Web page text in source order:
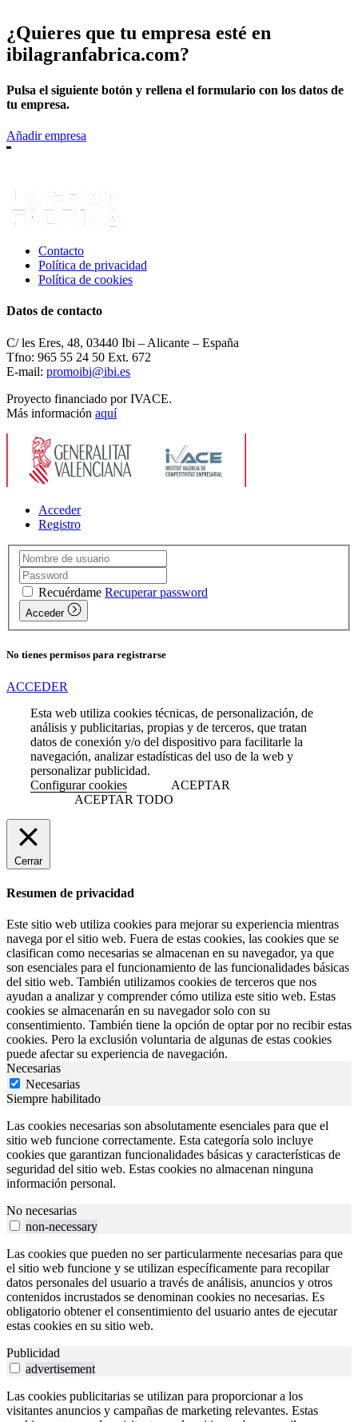
¿Quieres que tu empresa esté en
ibilagranfabrica.com?
Pulsa el siguiente botón y rellena el formulario con los datos de
tu empresa.
Añadir empresa
Contacto
Política de privacidad
Política de cookies
Datos de contacto
C/ les Eres, 48, 03440 Ibi – Alicante – España
Tfno: 965 55 24 50 Ext. 672
E-mail: promoibi@ibi.es
Proyecto financiado por IVACE.
Más información aquí
Acceder
Registro
Recuérdame Recuperar password
Acceder
No tienes permisos para registrarse
ACCEDER
Esta web utiliza cookies técnicas, de personalización, de
análisis y publicitarias, propias y de terceros, que tratan
datos de conexión y/o del dispositivo para facilitarle la
navegación, analizar estadísticas del uso de la web y
personalizar publicidad.
Configurar cookies
ACEPTAR
ACEPTAR TODO
Cerrar
Resumen de privacidad
Este sitio web utiliza cookies para mejorar su experiencia mientras
navega por el sitio web. Fuera de estas cookies, las cookies que se
clasifican como necesarias se almacenan en su navegador, ya que
son esenciales para el funcionamiento de las funcionalidades básicas
del sitio web. También utilizamos cookies de terceros que nos
ayudan a analizar y comprender cómo utiliza este sitio web. Estas
cookies se almacenarán en su navegador solo con su
consentimiento. También tiene la opción de optar por no recibir estas
cookies. Pero la exclusión voluntaria de algunas de estas cookies
puede afectar su experiencia de navegación.
Necesarias
Necesarias
Siempre habilitado
Las cookies necesarias son absolutamente esenciales para que el
sitio web funcione correctamente. Esta categoría solo incluye
cookies que garantizan funcionalidades básicas y características de
seguridad del sitio web. Estas cookies no almacenan ninguna
información personal.
No necesarias
non-necessary
Las cookies que pueden no ser particularmente necesarias para que
el sitio web funcione y se utilizan específicamente para recopilar
datos personales del usuario a través de análisis, anuncios y otros
contenidos incrustados se denominan cookies no necesarias. Es
obligatorio obtener el consentimiento del usuario antes de ejecutar
estas cookies en su sitio web.
Publicidad
advertisement
Las cookies publicitarias se utilizan para proporcionar a los
visitantes anuncios y campañas de marketing relevantes. Estas